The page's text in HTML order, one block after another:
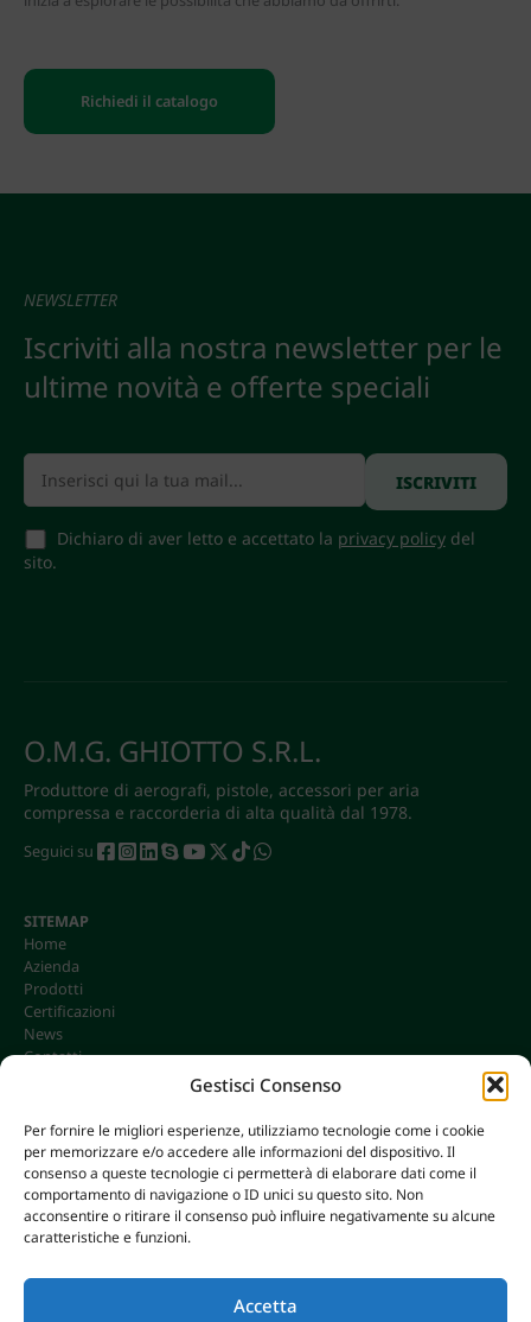
Gestisci Consenso
Per fornire le migliori esperienze, utilizziamo tecnologie come i cookie
per memorizzare e/o accedere alle informazioni del dispositivo. Il
consenso a queste tecnologie ci permetterà di elaborare dati come il
comportamento di navigazione o ID unici su questo sito. Non
acconsentire o ritirare il consenso può influire negativamente su alcune
caratteristiche e funzioni.
Accetta
Richiedi il catalogo
NEWSLETTER
Iscriviti alla nostra newsletter per le
ultime novità e offerte speciali
Dichiaro di aver letto e accettato la privacy policydel
sito.
O.M.G. GHIOTTO S.R.L.
Produttore di aerografi, pistole, accessori per aria
compressa e raccorderia di alta qualità dal 1978.
Seguici su
SITEMAP
Home
Azienda
Prodotti
Certificazioni
News
Contatti
CONTATTI
info@omgonline.it
Tel:+39 0444 400671
36040 Brendola (VI) - Italy